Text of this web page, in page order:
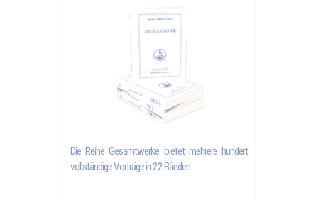
Die Reihe Gesamtwerke bietet mehrere hundert
vollständige Vorträge in 22 Bänden.